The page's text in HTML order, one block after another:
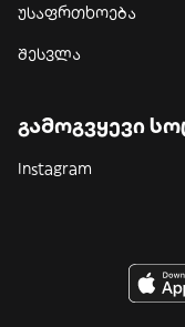
უსაფრთხოება
შესვლა
გამოგვყევი
Instagram